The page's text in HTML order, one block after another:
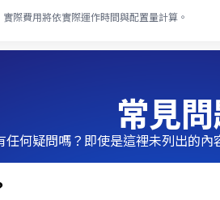
際費用將依實際運作時間與配置量計算。
常見
任何疑問嗎？即使是這裡未列出的